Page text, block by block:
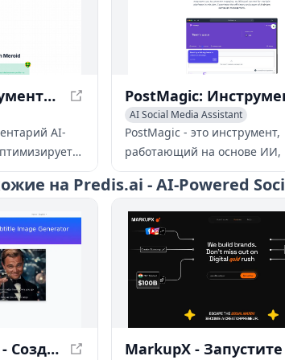
Meroid.ai - Инструментарий AI-маркетинга для мгновенного выполнения стратегии
AI-
за
время и
AI Social Media Assistant
PostMagic - это инструмент,
работающий на основе ИИ,
помогает пользователям
генерировать тысячи
реакций в социальных
считанные минуты, экономя
бесчисленные часы ручного
Он поддерживает несколько
платформ, включая Twitter,
LinkedIn и Instagram, и
настраиваемый контент в
разных тонах и двадцати
на Predis.ai - AI-Powered
Subtitle Snapshot - Создавайте реалистичные скриншоты с субтитрами